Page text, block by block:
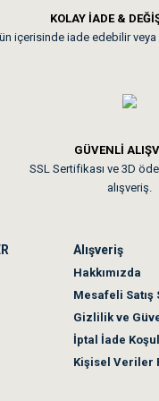
Memnunuz. Uygun
sipariş bir sonraki gün
KOLAY İADE &
içerisinde iade edebilir
GÜVENLİ
SSL Sertifikası ve 3D
alışveriş.
Alışveriş
Hakkımızda
Mesafeli Satış
Gizlilik ve
İptal İade
Kişisel Veriler